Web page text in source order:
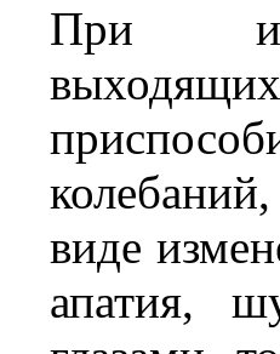
При
виде
апатия,